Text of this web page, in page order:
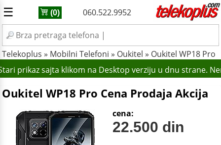
☰ (0) 060.522.9952
Telekoplus » Mobilni Telefoni » Oukitel » Oukitel WP18 Pro
prikaz sajta klikom na Desktop verziju u dnu strane.
Oukitel WP18 Pro Cena Prodaja Akcija
cena:
22.500 din